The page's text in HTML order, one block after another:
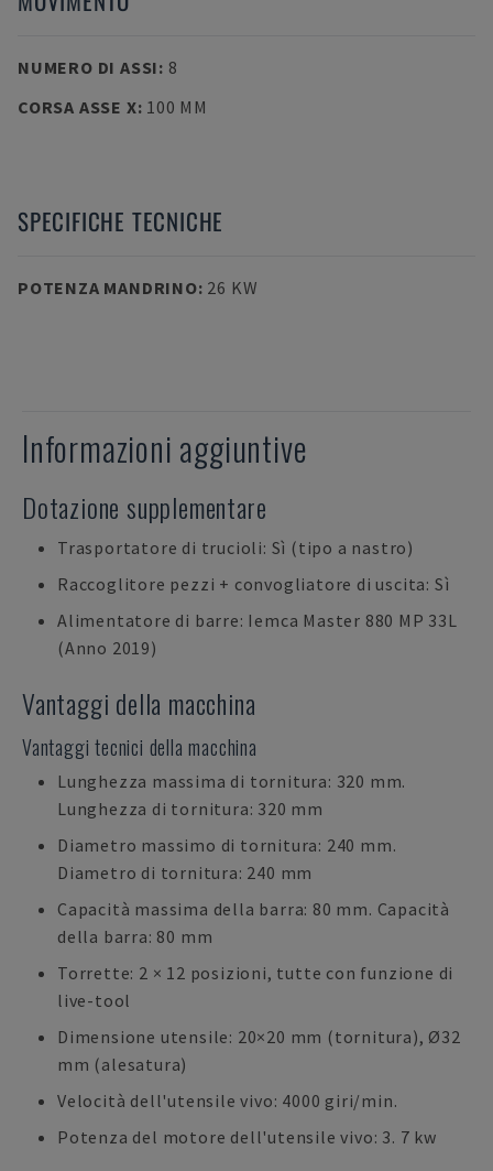
NUMERO DI ASSI: 8
CORSA ASSE X: 100 MM
SPECIFICHE TECNICHE
POTENZA MANDRINO: 26 KW
Informazioni aggiuntive
Dotazione supplementare
Trasportatore di trucioli: Sì (tipo a nastro)
Raccoglitore pezzi + convogliatore di uscita: Sì
Alimentatore di barre: Iemca Master 880 MP 33L
(Anno 2019)
Vantaggi della macchina
Vantaggi tecnici della macchina
Lunghezza massima di tornitura: 320 mm.
Lunghezza di tornitura: 320 mm
Diametro massimo di tornitura: 240 mm.
Diametro di tornitura: 240 mm
Capacità massima della barra: 80 mm. Capacità
della barra: 80 mm
Torrette: 2 × 12 posizioni, tutte con funzione di
live-tool
Dimensione utensile: 20×20 mm (tornitura), Ø32
mm (alesatura)
Velocità dell'utensile vivo: 4000 giri/min.
Potenza del motore dell'utensile vivo: 3. 7 kw